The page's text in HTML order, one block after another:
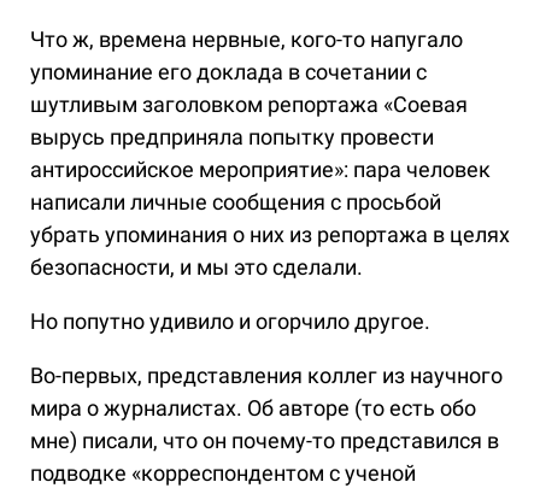
Что ж, времена нервные, кого-то напугало
упоминание его доклада в сочетании с
шутливым заголовком репортажа «Соевая
вырусь предприняла попытку провести
антироссийское мероприятие»: пара человек
написали личные сообщения с просьбой
убрать упоминания о них из репортажа в целях
безопасности, и мы это сделали.
Но попутно удивило и огорчило другое.
Во-первых, представления коллег из научного
мира о журналистах. Об авторе (то есть обо
мне) писали, что он почему-то представился в
подводке «корреспондентом с ученой